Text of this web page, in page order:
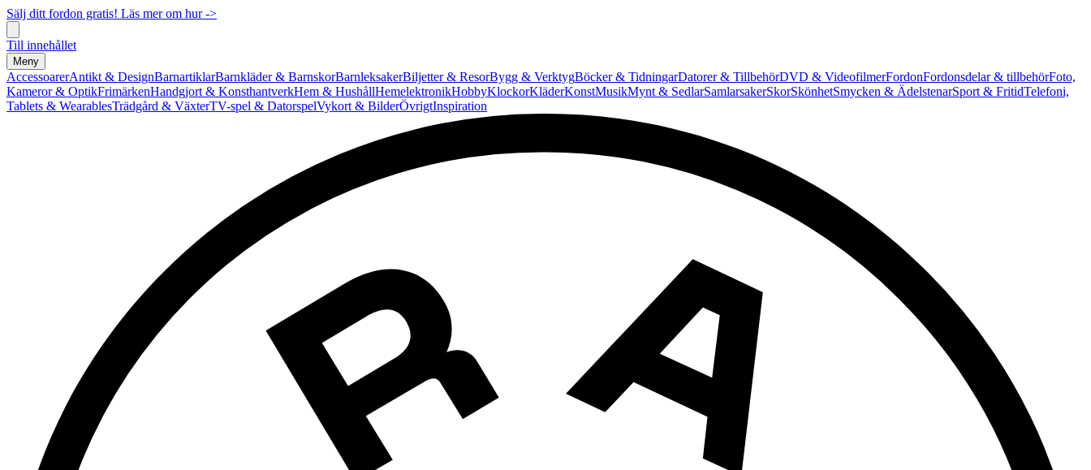
Sälj ditt fordon gratis! Läs mer om hur ->
Till innehållet
Meny
AccessoarerAntikt & DesignBarnartiklarBarnkläder & BarnskorBarnleksakerBiljetter & ResorBygg & VerktygBöcker & TidningarDatorer & TillbehörDVD & VideofilmerFordonFordonsdelar & tillbehörFoto,
Kameror & OptikFrimärkenHandgjort & KonsthantverkHem & HushållHemelektronikHobbyKlockorKläderKonstMusikMynt & SedlarSamlarsakerSkorSkönhetSmycken & ÄdelstenarSport & FritidTelefoni,
Tablets & WearablesTrädgård & VäxterTV-spel & DatorspelVykort & BilderÖvrigtInspiration